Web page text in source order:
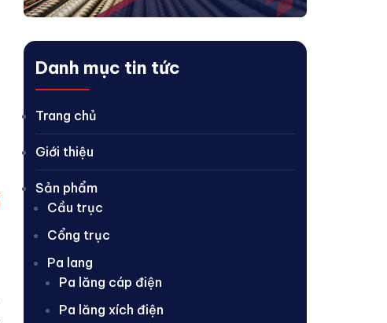
Danh mục tin tức
Trang chủ
Giới thiệu
Sản phẩm
Cầu trục
Cổng trục
Pa lang
Pa lăng cáp điện
Pa lăng xích điện